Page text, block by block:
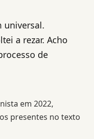
universal.
a rezar. Acho
de
em 2022,
presentes no texto